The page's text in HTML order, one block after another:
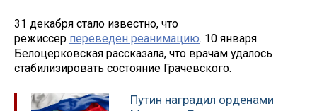
31 декабря стало известно, что
режиссер переведен реанимацию. 10 января
Белоцерковская рассказала, что врачам удалось
стабилизировать состояние Грачевского.
Путин наградил орденами